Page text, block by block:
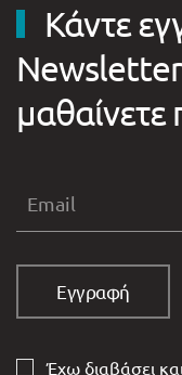
Κάντε
Newsletter
μαθαίνετε
Έχω διαβάσει